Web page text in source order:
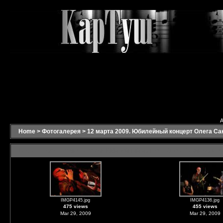
Home > Фотогалерея > 12 марта 2009. Юбилейный концерт Олега
IMGP4145.jpg
475 views
Mar 29, 2009
IMGP4136.jpg
455 views
Mar 29, 2009